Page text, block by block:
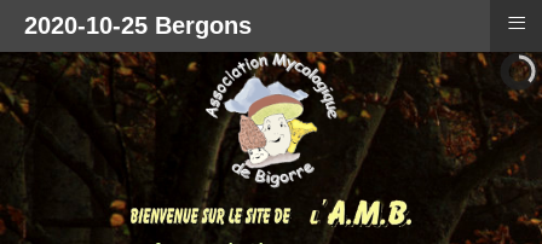
2020-10-25 Bergons ≡